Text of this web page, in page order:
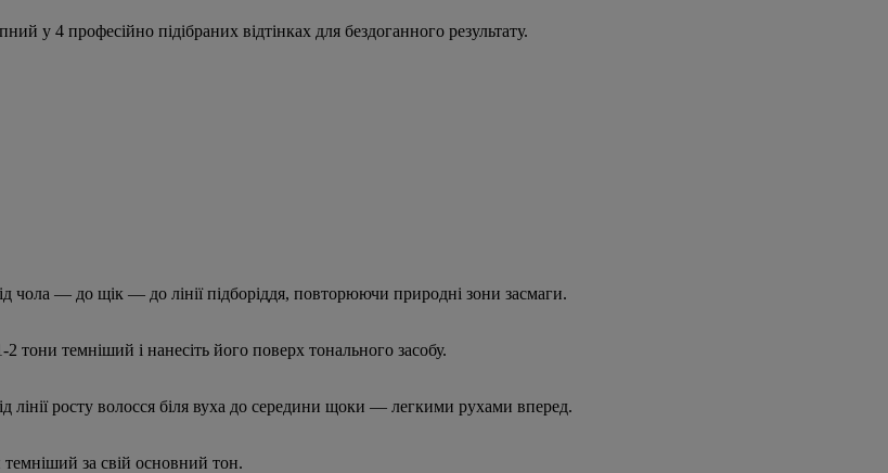
у 4 професійно підібраних відтінках для бездоганного результату.
чола — до щік — до лінії підборіддя, повторюючи природні зони засмаги.
тони темніший і нанесіть його поверх тонального засобу.
лінії росту волосся біля вуха до середини щоки — легкими рухами вперед.
за свій основний тон.